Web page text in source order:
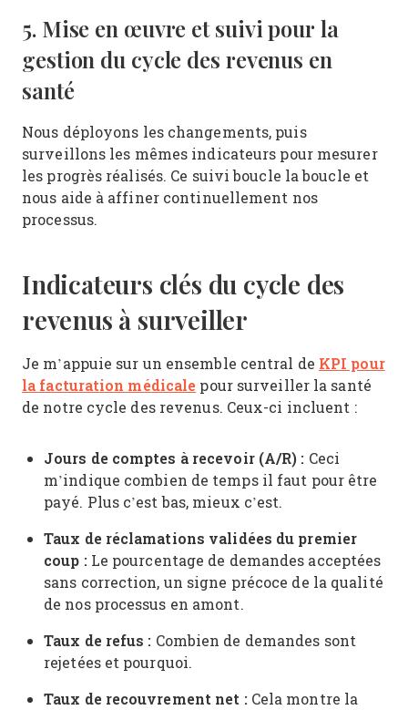
5. Mise en œuvre et suivi pour la
gestion du cycle des revenus en
santé
Nous déployons les changements, puis
surveillons les mêmes indicateurs pour mesurer
les progrès réalisés. Ce suivi boucle la boucle et
nous aide à affiner continuellement nos
processus.
Indicateurs clés du cycle des
revenus à surveiller
Je m’appuie sur un ensemble central de KPI pour
la facturation médicale pour surveiller la santé
de notre cycle des revenus. Ceux-ci incluent :
Jours de comptes à recevoir (A/R) : Ceci
m’indique combien de temps il faut pour être
payé. Plus c’est bas, mieux c’est.
Taux de réclamations validées du premier
coup :Le pourcentage de demandes acceptées
sans correction, un signe précoce de la qualité
de nos processus en amont.
Taux de refus : Combien de demandes sont
rejetées et pourquoi.
Taux de recouvrement net :Cela montre la